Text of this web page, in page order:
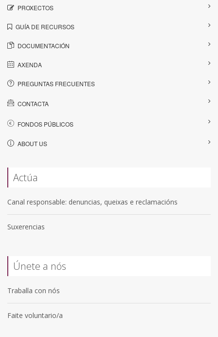
PROXECTOS
GUÍA DE RECURSOS
DOCUMENTACIÓN
AXENDA
PREGUNTAS FRECUENTES
CONTACTA
FONDOS PÚBLICOS
ABOUT US
Actúa
Canal responsable: denuncias, queixas e reclamacións
Suxerencias
Únete a nós
Traballa con nós
Faite voluntario/a